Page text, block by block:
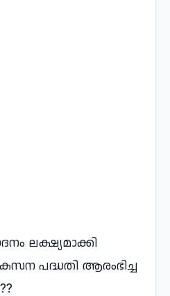
ലക്ഷ്യമാക്കി
പദ്ധതി ആരംഭിച്ച